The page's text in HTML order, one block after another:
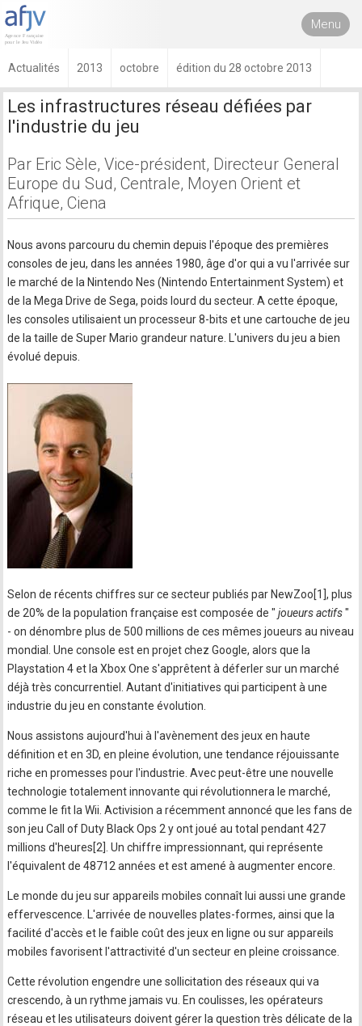
Menu
Actualités 2013 octobre édition du 28 octobre 2013
Les infrastructures réseau défiées par
l'industrie du jeu
Par Eric Sèle, Vice-président, Directeur General
Europe du Sud, Centrale, Moyen Orient et
Afrique, Ciena
Nous avons parcouru du chemin depuis l'époque des premières
consoles de jeu, dans les années 1980, âge d'or qui a vu l'arrivée sur
le marché de la Nintendo Nes (Nintendo Entertainment System) et
de la Mega Drive de Sega, poids lourd du secteur. A cette époque,
les consoles utilisaient un processeur 8-bits et une cartouche de jeu
de la taille de Super Mario grandeur nature. L'univers du jeu a bien
évolué depuis.
Selon de récents chiffres sur ce secteur publiés par NewZoo[1], plus
de 20% de la population française est composée de " joueurs actifs"
- on dénombre plus de 500 millions de ces mêmes joueurs au niveau
mondial. Une console est en projet chez Google, alors que la
Playstation 4 et la Xbox One s'apprêtent à déferler sur un marché
déjà très concurrentiel. Autant d'initiatives qui participent à une
industrie du jeu en constante évolution.
Nous assistons aujourd'hui à l'avènement des jeux en haute
définition et en 3D, en pleine évolution, une tendance réjouissante
riche en promesses pour l'industrie. Avec peut-être une nouvelle
technologie totalement innovante qui révolutionnera le marché,
comme le fit la Wii. Activision a récemment annoncé que les fans de
son jeu Call of Duty Black Ops 2 y ont joué au total pendant 427
millions d'heures[2]. Un chiffre impressionnant, qui représente
l'équivalent de 48712 années et est amené à augmenter encore.
Le monde du jeu sur appareils mobiles connaît lui aussi une grande
effervescence. L'arrivée de nouvelles plates-formes, ainsi que la
facilité d'accès et le faible coût des jeux en ligne ou sur appareils
mobiles favorisent l'attractivité d'un secteur en pleine croissance.
Cette révolution engendre une sollicitation des réseaux qui va
crescendo, à un rythme jamais vu. En coulisses, les opérateurs
réseau et les utilisateurs doivent gérer la question très délicate de la